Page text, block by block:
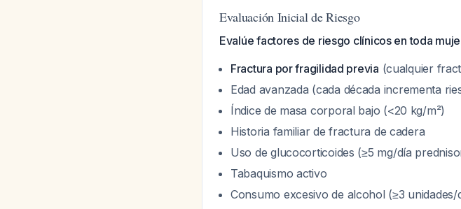
Evaluación Inicial de Riesgo
Evalúe factores de riesgo clínicos en toda
Fractura por fragilidad previa (cualquier
Edad avanzada (cada década incrementa
Índice de masa corporal bajo (<20 kg/m²)
Historia familiar de fractura de cadera
Uso de glucocorticoides (≥5 mg/día
Tabaquismo activo
Consumo excesivo de alcohol (≥3 unidades/